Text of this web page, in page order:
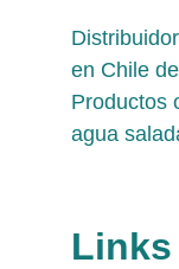
en Chile
Productos
agua
Links